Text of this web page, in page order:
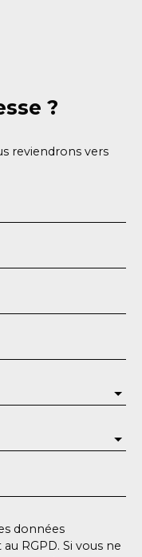
?
reviendrons vers
données
RGPD. Si vous ne